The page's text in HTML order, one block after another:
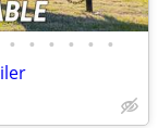
• • • • • •